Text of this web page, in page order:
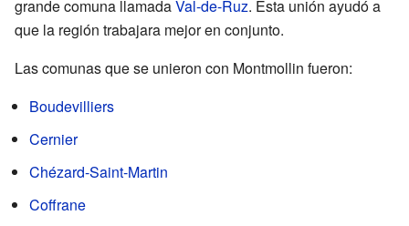
grande comuna llamadaVal-de-Ruz. Esta unión ayudó a
que la región trabajara mejor en conjunto.
Las comunas que se unieron con Montmollin fueron:
Boudevilliers
Cernier
Chézard-Saint-Martin
Coffrane